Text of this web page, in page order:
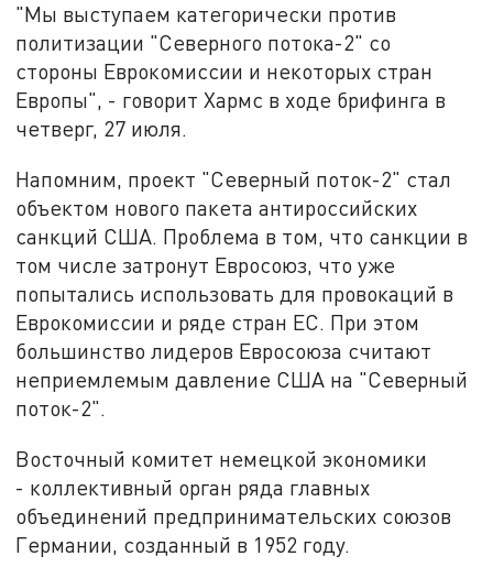
"Мы выступаем категорически против
политизации "Северного потока-2" со
стороны Еврокомиссии и некоторых стран
Европы", - говорит Хармс в ходе брифинга в
четверг, 27 июля.
Напомним, проект "Северный поток-2" стал
объектом нового пакета антироссийских
санкций США. Проблема в том, что санкции в
том числе затронут Евросоюз, что уже
попытались использовать для провокаций в
Еврокомиссии и ряде стран ЕС. При этом
большинство лидеров Евросоюза считают
неприемлемым давление США на "Северный
поток-2".
Восточный комитет немецкой экономики
- коллективный орган ряда главных
объединений предпринимательских союзов
Германии, созданный в 1952 году.